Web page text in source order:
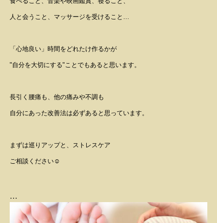
人と会うこと、マッサージを受けること …
「心地良い」時間をどれたけ作るかが
"自分を大切にする"ことでもあると思います。
長引く腰痛も、他の痛みや不調も
自分にあった改善法は必ずあると思っています。
まずは巡りアップと、ストレスケア
ご相談ください☺️
…